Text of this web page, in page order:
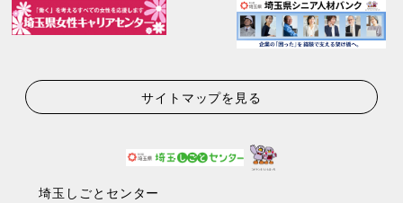
サイトマップを見る
埼玉しごとセンター